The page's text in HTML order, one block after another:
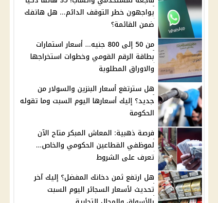
يواجهون خطر التوقف الدائم... هل هاتفك
ضمن القائمة؟
من 50 إلى 800 جنيه... أسعار استمارات
بطاقة الرقم القومي وخطوات استخراجها
والاوراق المطلوبة
هل سترتفع أسعار البنزين والسولار من
جديد؟ إليك أسعارها اليوم السبت وما تقوله
الحكومة
فرصة ذهبية: المعاش المبكر متاح الآن
لموظفي القطاعين الحكومي والخاص...
تعرف على الشروط
هل ارتفع ثمن دخانك المفضل؟ إليك آخر
تحديث لأسعار السجائر اليوم السبت